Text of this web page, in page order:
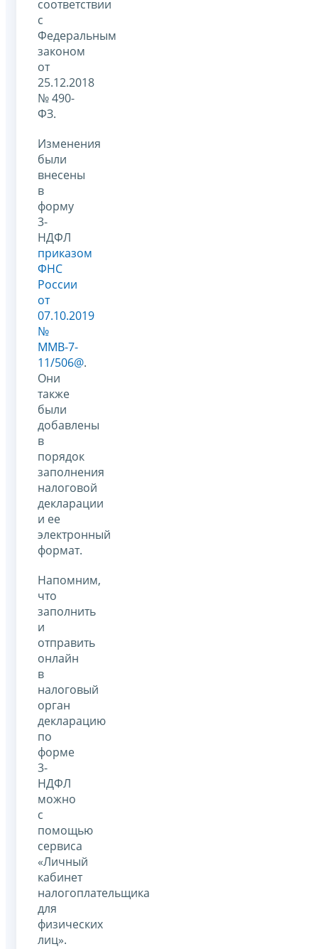
соответствии
с
Федеральным
законом
от
25.12.2018
№ 490-
ФЗ.
Изменения
были
внесены
в
форму
3-
НДФЛ
приказом
ФНС
России
от
07.10.2019
№
ММВ-7-
11/506@.
Они
также
были
добавлены
в
порядок
заполнения
налоговой
декларации
и ее
электронный
формат.
Напомним,
что
заполнить
и
отправить
онлайн
в
налоговый
орган
декларацию
по
форме
3-
НДФЛ
можно
с
помощью
сервиса
«Личный
кабинет
налогоплательщика
для
физических
лиц».